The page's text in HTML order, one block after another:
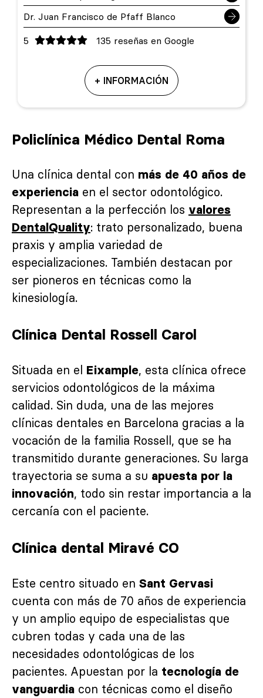
Dr. Juan Francisco de Pfaff Blanco
5 135 reseñas en Google
+ INFORMACIÓN
Policlínica Médico Dental Roma
Una clínica dental con más de 40 años de
experiencia en el sector odontológico.
Representan a la perfección los valores
DentalQuality: trato personalizado, buena
praxis y amplia variedad de
especializaciones. También destacan por
ser pioneros en técnicas como la
kinesiología.
Clínica Dental Rossell Carol
Situada en el Eixample, esta clínica ofrece
servicios odontológicos de la máxima
calidad. Sin duda, una de las mejores
clínicas dentales en Barcelona gracias a la
vocación de la familia Rossell, que se ha
transmitido durante generaciones. Su larga
trayectoria se suma a su apuesta por la
innovación, todo sin restar importancia a la
cercanía con el paciente.
Clínica dental Miravé CO
Este centro situado en Sant Gervasi
cuenta con más de 70 años de experiencia
y un amplio equipo de especialistas que
cubren todas y cada una de las
necesidades odontológicas de los
pacientes. Apuestan por la tecnología de
vanguardia con técnicas como el diseño